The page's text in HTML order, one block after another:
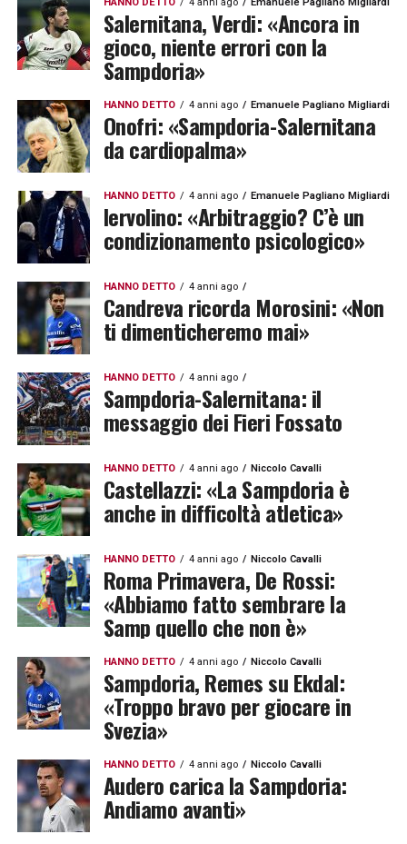
Salernitana, Verdi: «Ancora in
gioco, niente errori con la
Sampdoria»
HANNO DETTO 4 anni ago Emanuele Pagliano Migliardi
Onofri: «Sampdoria-Salernitana
da cardiopalma»
HANNO DETTO 4 anni ago Emanuele Pagliano Migliardi
Iervolino: «Arbitraggio? C’è un
condizionamento psicologico»
HANNO DETTO 4 anni ago
Candreva ricorda Morosini: «Non
ti dimenticheremo mai»
HANNO DETTO 4 anni ago
Sampdoria-Salernitana: il
messaggio dei Fieri Fossato
HANNO DETTO 4 anni ago Niccolo Cavalli
Castellazzi: «La Sampdoria è
anche in difficoltà atletica»
HANNO DETTO 4 anni ago Niccolo Cavalli
Roma Primavera, De Rossi:
«Abbiamo fatto sembrare la
Samp quello che non è»
HANNO DETTO 4 anni ago Niccolo Cavalli
Sampdoria, Remes su Ekdal:
«Troppo bravo per giocare in
Svezia»
HANNO DETTO 4 anni ago Niccolo Cavalli
Audero carica la Sampdoria:
Andiamo avanti»